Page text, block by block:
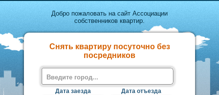
Добро пожаловать на сайт Ассоциации
собственников квартир.
Апартаменты для командированных, туристов и
гостей городов России.
Недорого снимайте и выгодно сдавайте жильё
без посредников!
Снять квартиру посуточно без
посредников
Дата заезда Дата отъезда